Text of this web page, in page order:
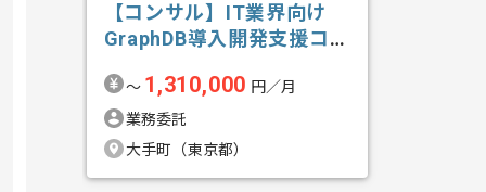
【コンサル】IT業界向け
GraphDB導入開発支援コン
〜 1,310,000 円／月
業務委託
大手町（東京都）